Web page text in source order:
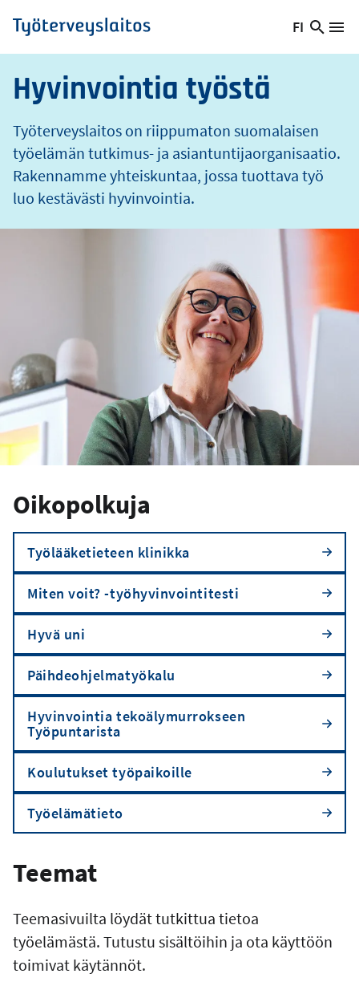
Hyppää
pääsisältöön
Työterveyslaitos
Vaihda
kieltä,
FI
Hae
o
s
Hyvinvointia työstä
Työterveyslaitos on riippumaton suomalaisen
työelämän tutkimus- ja asiantuntijaorganisaatio.
Rakennamme yhteiskuntaa, jossa tuottava työ
luo kestävästi hyvinvointia.
Oikopolkuja
Työlääketieteen klinikka
Miten voit? -työhyvinvointitesti
Hyvä uni
Päihdeohjelmatyökalu
Hyvinvointia tekoälymurrokseen
Työpuntarista
Koulutukset työpaikoille
Työelämätieto
Teemat
Teemasivuilta löydät tutkittua tietoa
työelämästä. Tutustu sisältöihin ja ota käyttöön
toimivat käytännöt.